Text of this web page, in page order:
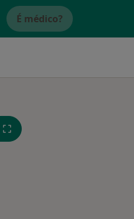
É médico?